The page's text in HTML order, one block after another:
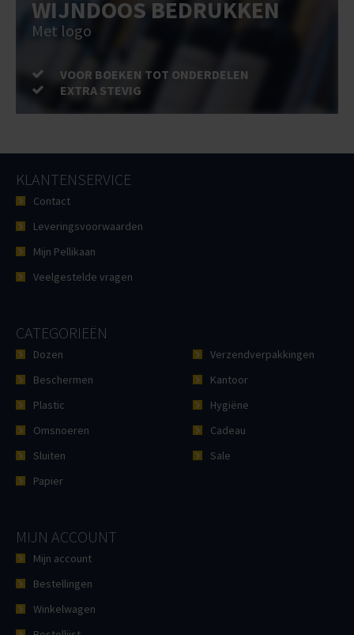
WIJNDOOS BEDRUKKEN
Met logo
VOOR BOEKEN TOT ONDERDELEN
EXTRA STEVIG
KLANTENSERVICE
Contact
Leveringsvoorwaarden
Mijn Pellikaan
Veelgestelde vragen
CATEGORIEËN
Dozen
Beschermen
Plastic
Omsnoeren
Sluiten
Papier
Verzendverpakkingen
Kantoor
Hygiëne
Cadeau
Sale
MIJN ACCOUNT
Mijn account
Bestellingen
Winkelwagen